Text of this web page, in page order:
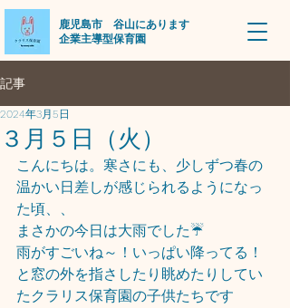
​鹿児島市 谷山にあります
企業主導型保育園
記事
３月５日（火）
2024年3月5日
こんにちは。寒さにも、少しずつ春の
温かい日差しが感じられるようになっ
た頃、、
まさかの今日は大雨でした☔
雨がすごいね～！いっぱい降ってる！
と窓の外を指さしたり眺めたりしてい
たクラリス保育園の子供たちです